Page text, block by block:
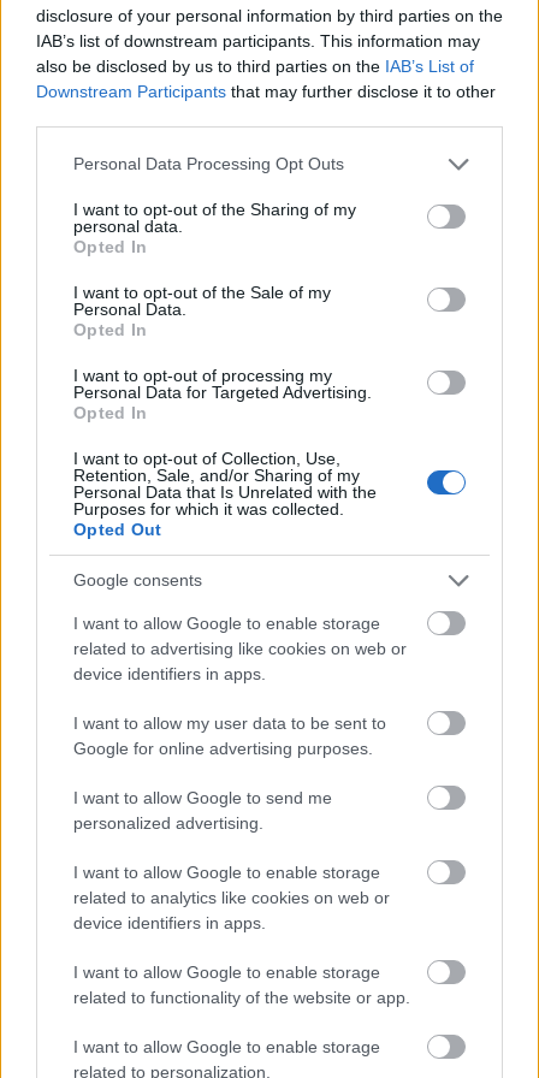
disclosure of your personal information by third parties on the
IAB’s list of downstream participants. This information may
also be disclosed by us to third parties on the IAB’s List of
Downstream Participants that may further disclose it to other
Please note that this website/app uses one or more Google
not limited to your visit or usage behaviour. You may click to
grant or deny consent to Google and its third-party tags to
use your data for below specified purposes in below Google
consent section.
Personal Data Processing Opt Outs
I want to opt-out of the Sharing of my
personal data.
Opted In
I want to opt-out of the Sale of my
Personal Data.
Opted In
I want to opt-out of processing my
Personal Data for Targeted Advertising.
Opted In
I want to opt-out of Collection, Use,
Retention, Sale, and/or Sharing of my
Personal Data that Is Unrelated with the
Purposes for which it was collected.
Opted Out
Google consents
I want to allow Google to enable storage
related to advertising like cookies on web or
device identifiers in apps.
I want to allow my user data to be sent to
Google for online advertising purposes.
I want to allow Google to send me
personalized advertising.
I want to allow Google to enable storage
related to analytics like cookies on web or
device identifiers in apps.
I want to allow Google to enable storage
related to functionality of the website or app.
I want to allow Google to enable storage
related to personalization.
WebP(850 KB)
JPEG(1.9 MB)
AVIF
(491 KB)
JPEG
(3.5 MB)
גודל גדול במיוחד (6,144 x 4,096)
(2.1 MB)
JPEG
(5.5 MB)
גודל גדול באופן קומי(1,048,576 x 699,051)
תיאור התמונה
איור פנטזיה חצי-ריאליסטי זה מתאר עימות דרמטי טרום-קרב
מנקודת מבט מוגבהת, מעט איזומטרית, לוכד רגע של מתח
תלוי בתוך מערה תת-קרקעית עצומה. המצלמה נמשכת לאחור
ומורמת מעל הסצנה, וחושפת נוף רחב של הסביבה ומאפשרת
בקומפוזיציה. המערה משתרעת החוצה כמו אמפיתיאטרון
טבעי שנחצב על ידי מאות שנים של סחף, תקרתה מתקשת
של חיה עתיקה. קירות אבן מחוספסים מתעקלים פנימה לכיוון
מרכז החדר, ומכוונים את מבטו של הצופה לעבר העימות
שמתחת. מחתות מפוזרות מקיפות את ההיקף, כל אחת
מייצרת להבות כתומות מהבהבות המטילות שלוליות של אור
ענברי חם על פני הקרקע תוך השארת גומחות פחם עמוקות
ביניהן. גחלים מרחפות בעצלתיים באוויר, מתערבבות עם
חלקיקי אבק חלשים המנצנצים באור הפנס, ומחזקות את
התחושה שהזמן עצמו הואט בציפייה לעימות הבלתי נמנע.